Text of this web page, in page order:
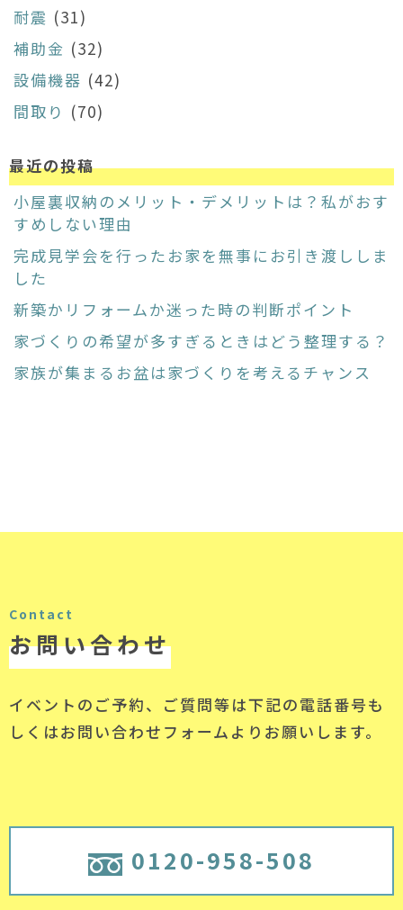
耐震 (31)
補助金 (32)
設備機器 (42)
間取り (70)
最近の投稿
小屋裏収納のメリット・デメリットは？私がおす
すめしない理由
完成見学会を行ったお家を無事にお引き渡ししま
した
新築かリフォームか迷った時の判断ポイント
家づくりの希望が多すぎるときはどう整理する？
家族が集まるお盆は家づくりを考えるチャンス
Contact
お問い合わせ
イベントのご予約、ご質問等は下記の電話番号も
しくはお問い合わせフォームよりお願いします。
0120-958-508